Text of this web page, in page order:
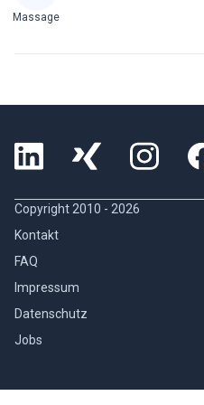
Massage
Copyright 2010 - 2026
Kontakt
FAQ
Impressum
Datenschutz
Jobs